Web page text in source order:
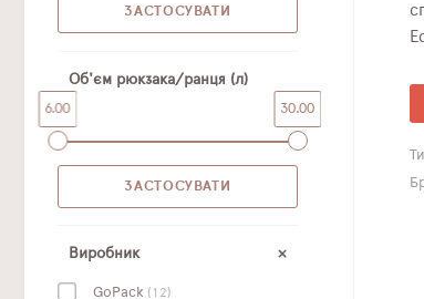
Об'єм рюкзака/ранця (л)
6.00 30.00
Виробник
GoPack (12)